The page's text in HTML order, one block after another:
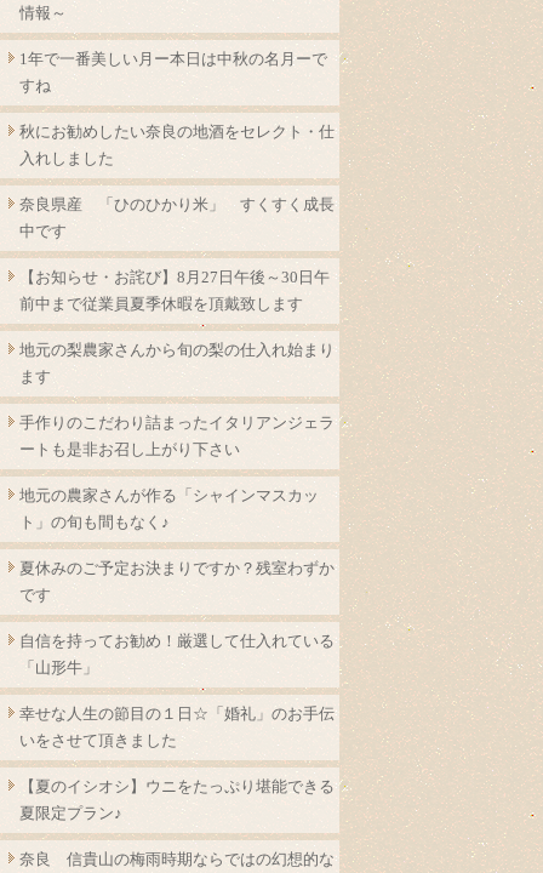
情報～
1年で一番美しい月ー本日は中秋の名月ーで
すね
秋にお勧めしたい奈良の地酒をセレクト・仕
入れしました
奈良県産 「ひのひかり米」 すくすく成長
中です
【お知らせ・お詫び】8月27日午後～30日午
前中まで従業員夏季休暇を頂戴致します
地元の梨農家さんから旬の梨の仕入れ始まり
ます
手作りのこだわり詰まったイタリアンジェラ
ートも是非お召し上がり下さい
地元の農家さんが作る「シャインマスカッ
ト」の旬も間もなく♪
夏休みのご予定お決まりですか？残室わずか
です
自信を持ってお勧め！厳選して仕入れている
「山形牛」
幸せな人生の節目の１日☆「婚礼」のお手伝
いをさせて頂きました
【夏のイシオシ】ウニをたっぷり堪能できる
夏限定プラン♪
奈良 信貴山の梅雨時期ならではの幻想的な